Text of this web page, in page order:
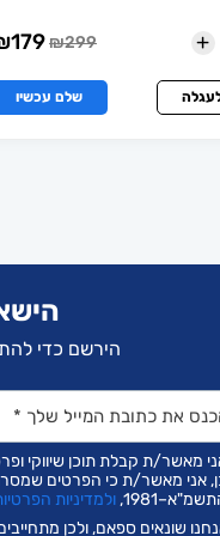
+
₪299
המחיר
המקורי
היה:
₪299.
179המחיר
הנוכחי
הוא:
₪179.
שלם עכשיו
הירשם כדי
מאשר/ת קבלת תוכן שיווקי
אני מאשר/ת כי הפרטים
ולמדיניות
שונאים ספאם, ולכן